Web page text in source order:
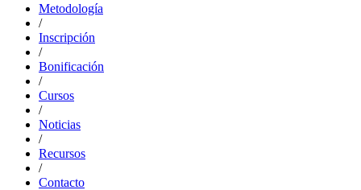
Metodología
/
Inscripción
/
Bonificación
/
Cursos
/
Noticias
/
Recursos
/
Contacto